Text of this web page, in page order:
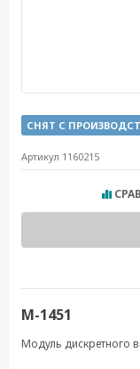
СНЯТ С
Артикул 1160215
M-1451
Модуль дискретного